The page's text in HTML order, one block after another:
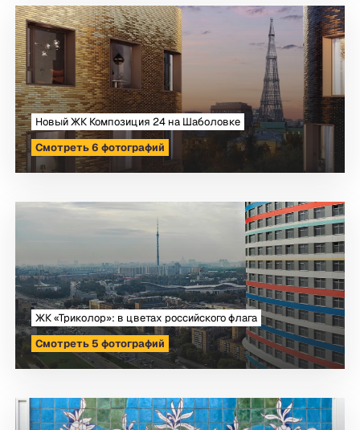
Новый ЖК Композиция 24 на Шаболовке
Смотреть 6 фотографий
ЖК «Триколор»: в цветах российского флага
Смотреть 5 фотографий